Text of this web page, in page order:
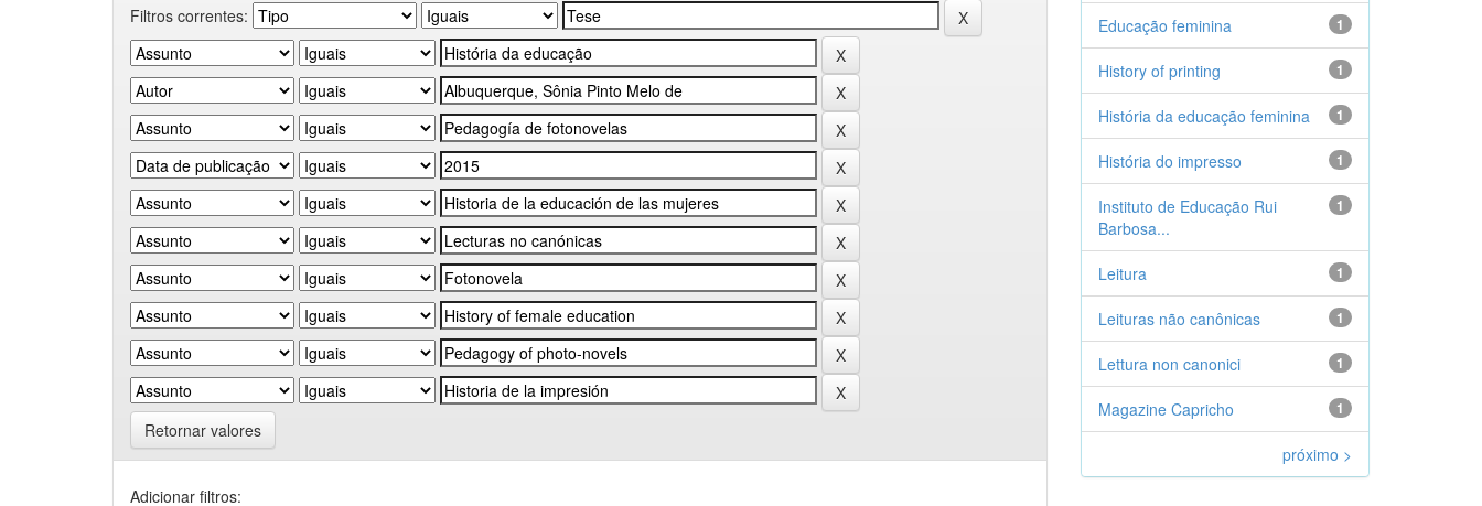
Filtros correntes:
Retornar valores
Adicionar filtros:
1
Educação feminina
1
History of printing
1
História da educação feminina
1
História do impresso
1
Instituto de Educação Rui
Barbosa...
1
Leitura
1
Leituras não canônicas
1
Lettura non canonici
1
Magazine Capricho
próximo >